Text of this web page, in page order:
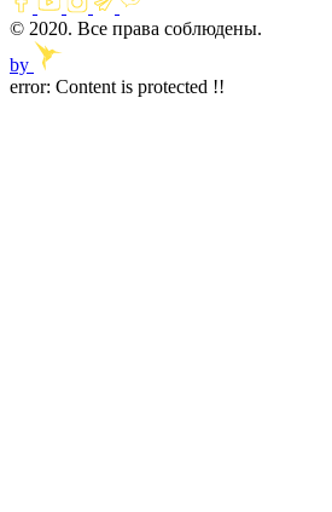
© 2020. Все права соблюдены.
by
error: Content is protected !!